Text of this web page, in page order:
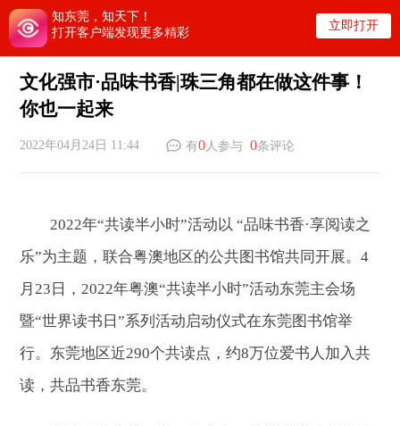
知东莞，知天下！
打开客户端发现更多精彩
立即打开
文化强市·品味书香|珠三角都在做这件事！
你也一起来
2022年04月24日 11:44 有0人参与0条评论
2022年“共读半小时”活动以 “品味书香·享阅读之
乐”为主题，联合粤澳地区的公共图书馆共同开展。4
月23日，2022年粤澳“共读半小时”活动东莞主会场
暨“世界读书日”系列活动启动仪式在东莞图书馆举
行。东莞地区近290个共读点，约8万位爱书人加入共
读，共品书香东莞。